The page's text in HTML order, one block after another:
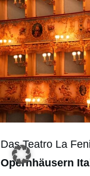
Das Teatro La
Opernhäusern